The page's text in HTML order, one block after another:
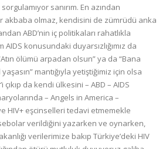
sanırım. En azından
akbaba olmaz, kendisini de zümrüdü anka
ABD’nin iç politikaları rahatlıkla
konusundaki duyarsızlığımız da
ölümü arpadan olsun” ya da “Bana
mantığıyla yetiştiğimiz için olsa
da kendi ülkesini – ABD – AIDS
– Angels in America –
HIV+ eşcinselleri tedavi etmemekle
verildiğini yazarken ve oynarken,
verilerimize bakıp Türkiye’deki HIV